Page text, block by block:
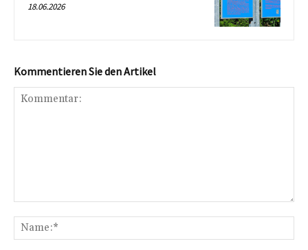
18.06.2026
Kommentieren Sie den Artikel